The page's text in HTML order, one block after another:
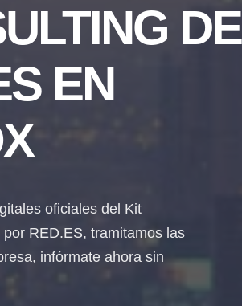
DE
EN
oficiales del Kit
RED.ES, tramitamos las
infórmate ahora sin